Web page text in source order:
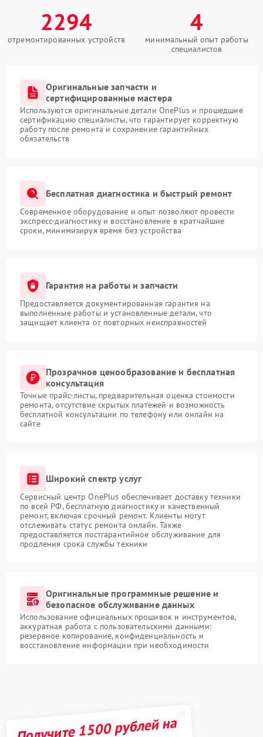
2294
отремонтированных устройств
4
минимальный опыт работы
специалистов
Оригинальные запчасти и
сертифицированные мастера
Используются оригинальные детали OnePlus и прошедшие
сертификацию специалисты, что гарантирует корректную
работу после ремонта и сохранение гарантийных
обязательств
Бесплатная диагностика и быстрый ремонт
Современное оборудование и опыт позволяют провести
экспресс-диагностику и восстановление в кратчайшие
сроки, минимизируя время без устройства
Гарантия на работы и запчасти
Предоставляется документированная гарантия на
выполненные работы и установленные детали, что
защищает клиента от повторных неисправностей
Прозрачное ценообразование и бесплатная
консультация
Точные прайс-листы, предварительная оценка стоимости
ремонта, отсутствие скрытых платежей и возможность
бесплатной консультации по телефону или онлайн на
сайте
Широкий спектр услуг
Сервисный центр OnePlus обеспечивает доставку техники
по всей РФ, бесплатную диагностику и качественный
ремонт, включая срочный ремонт. Клиенты могут
отслеживать статус ремонта онлайн. Также
предоставляется постгарантийное обслуживание для
продления срока службы техники
Оригинальные программные решение и
безопасное обслуживание данных
Использование официальных прошивок и инструментов,
аккуратная работа с пользовательскими данными:
резервное копирование, конфиденциальность и
восстановление информации при необходимости
Получите 1500 рублей на